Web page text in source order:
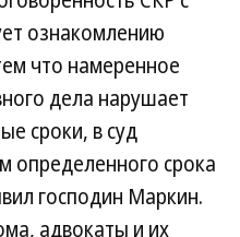
ознакомлению
что намеренное
дела нарушает
сроки, в суд
определенного срока
господин Маркин.
адвокаты и их